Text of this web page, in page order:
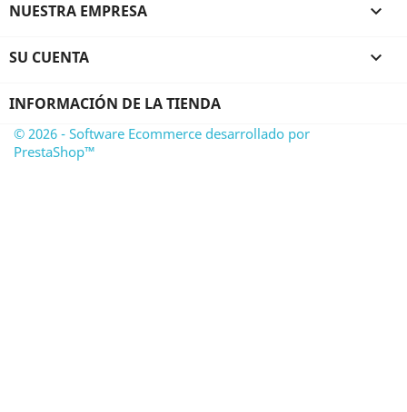
NUESTRA EMPRESA 
SU CUENTA 
INFORMACIÓN DE LA TIENDA
© 2026 - Software Ecommerce desarrollado por
PrestaShop™